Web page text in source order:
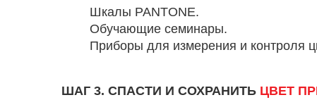
Шкалы PANTONE.
Обучающие семинары.
Приборы для измерения и контроля
ШАГ 3. СПАСТИ И СОХРАНИТЬ ЦВЕТ